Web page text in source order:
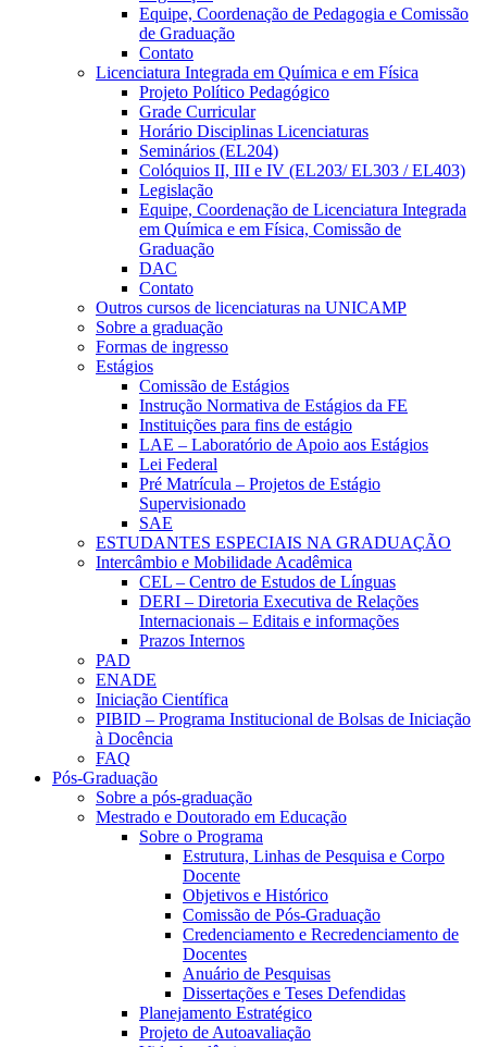
Equipe, Coordenação de Pedagogia e Comissão
de Graduação
Contato
Licenciatura Integrada em Química e em Física
Projeto Político Pedagógico
Grade Curricular
Horário Disciplinas Licenciaturas
Seminários (EL204)
Colóquios II, III e IV (EL203/ EL303 / EL403)
Legislação
Equipe, Coordenação de Licenciatura Integrada
em Química e em Física, Comissão de
Graduação
DAC
Contato
Outros cursos de licenciaturas na UNICAMP
Sobre a graduação
Formas de ingresso
Estágios
Comissão de Estágios
Instrução Normativa de Estágios da FE
Instituições para fins de estágio
LAE – Laboratório de Apoio aos Estágios
Lei Federal
Pré Matrícula – Projetos de Estágio
Supervisionado
SAE
ESTUDANTES ESPECIAIS NA GRADUAÇÃO
Intercâmbio e Mobilidade Acadêmica
CEL – Centro de Estudos de Línguas
DERI – Diretoria Executiva de Relações
Internacionais – Editais e informações
Prazos Internos
PAD
ENADE
Iniciação Científica
PIBID – Programa Institucional de Bolsas de Iniciação
à Docência
FAQ
Pós-Graduação
Sobre a pós-graduação
Mestrado e Doutorado em Educação
Sobre o Programa
Estrutura, Linhas de Pesquisa e Corpo
Docente
Objetivos e Histórico
Comissão de Pós-Graduação
Credenciamento e Recredenciamento de
Docentes
Anuário de Pesquisas
Dissertações e Teses Defendidas
Planejamento Estratégico
Projeto de Autoavaliação